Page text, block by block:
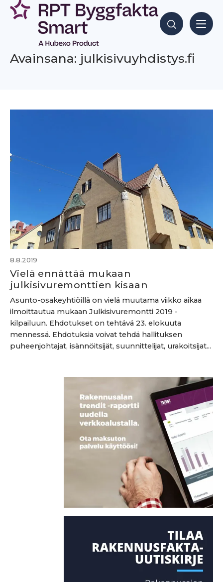
Siirry
sisältöön
Hae sisältöjä
Avainsana: julkisivuyhdistys.fi
8.8.2019
Vielä ennättää mukaan
julkisivuremonttien kisaan
Asunto-osakeyhtiöillä on vielä muutama viikko aikaa
ilmoittautua mukaan Julkisivuremontti 2019 -
kilpailuun. Ehdotukset on tehtävä 23. elokuuta
mennessä. Ehdotuksia voivat tehdä hallituksen
puheenjohtajat, isännöitsijät, suunnittelijat, urakoitsijat...